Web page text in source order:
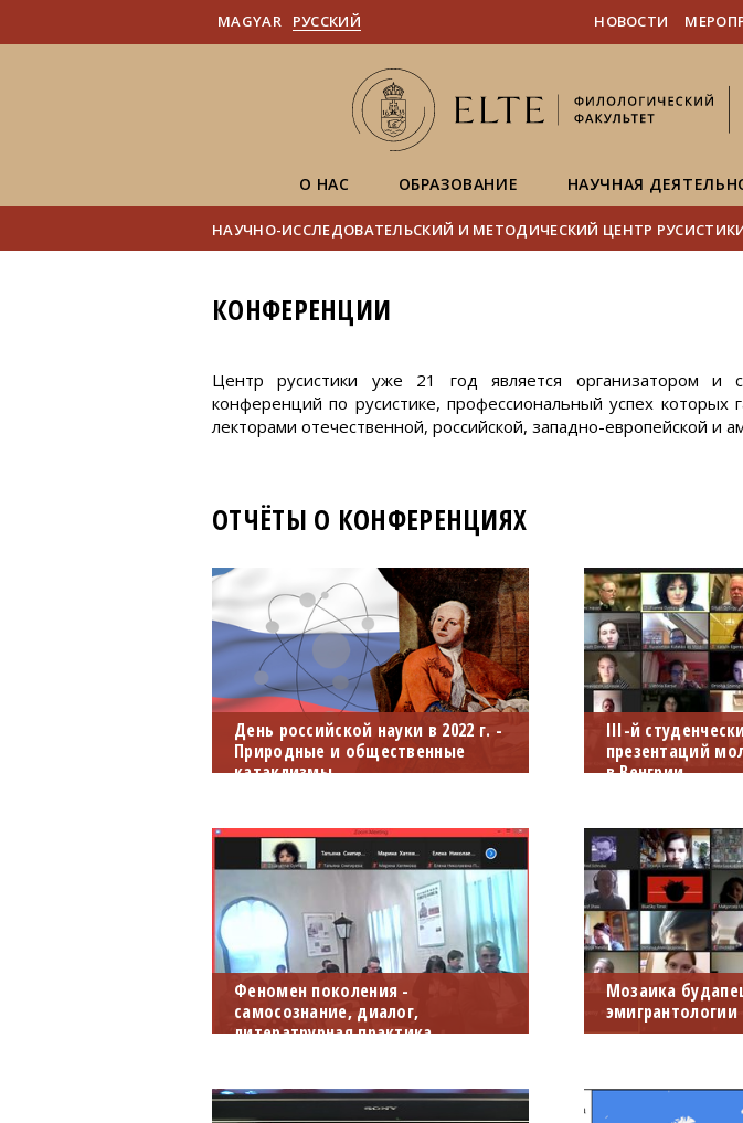
MAGYAR PУССКИЙ НОВОСТИ
О НАС ОБРАЗОВАНИЕ НАУЧНАЯ
НАУЧНО-ИССЛЕДОВАТЕЛЬСКИЙ И МЕТОДИЧЕСКИЙ ЦЕНТР
КОНФЕРЕНЦИИ
Центр русистики уже 21 год является организатором и
конференций по русистике, профессиональный успех
лекторами отечественной, российской, западно-европейской и
ОТЧЁТЫ О КОНФЕРЕНЦИЯХ
День российской науки в 2022 г. -
Природные и общественные
катаклизмы
российской науки со свежим
сборником статей венгерских
славистов
III-й
презентаций
в Венгрии
студенческого
презентаций
Венгрии. В
презентаций в 2
Феномен поколения -
самосознание, диалог,
литератрурная практика
Объединённого музея писателей
Урала, Дома Русского Зарубежья
Мозаика
эмигрантологии
симпозиумов по